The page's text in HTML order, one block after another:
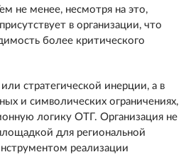
не менее, несмотря на это,
в организации, что
более критического
стратегической инерции, а в
и символических ограничениях,
логику ОТГ. Организация не
для региональной
реализации